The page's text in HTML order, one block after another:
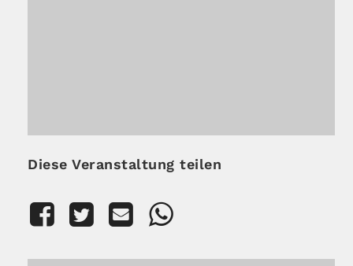
Diese Veranstaltung teilen